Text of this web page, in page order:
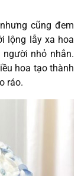
cũng đem
lộng lẫy xa hoa
nhỏ nhắn.
hoa tạo thành
ráo.